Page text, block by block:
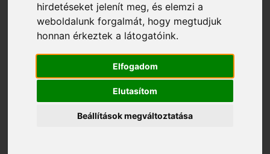
hirdetéseket jelenít meg, és elemzi a
weboldalunk forgalmát, hogy megtudjuk
honnan érkeztek a látogatóink.
Elfogadom
Elutasítom
Beállítások megváltoztatása
Kategóriák